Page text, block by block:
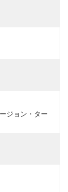
ジョン・ター